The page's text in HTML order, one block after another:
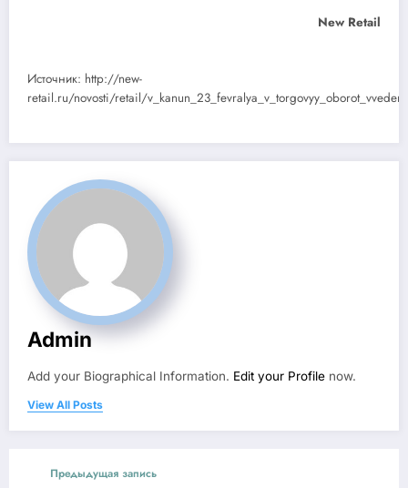
New Retail
Источник: http://new-
retail.ru/novosti/retail/
Admin
Add your Biographical Information. Edit your Profile now.
View All Posts
Предыдущая запись